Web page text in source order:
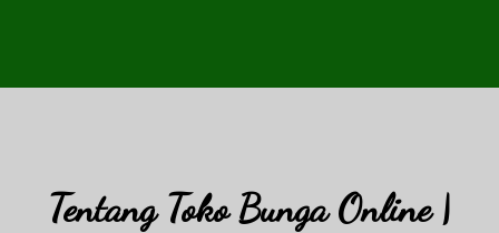
Tentang Toko Bunga Online |